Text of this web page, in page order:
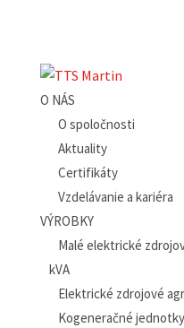
O NÁS
O spoločnosti
Aktuality
Certifikáty
Vzdelávanie a kariéra
VÝROBKY
Malé elektrické
kVA
Elektrické zdrojové
Kogeneračné jednotky